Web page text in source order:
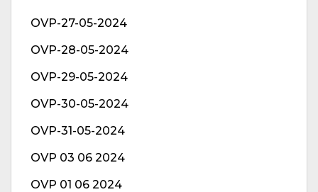
OVP-27-05-2024
OVP-28-05-2024
OVP-29-05-2024
OVP-30-05-2024
OVP-31-05-2024
OVP 03 06 2024
OVP 01 06 2024